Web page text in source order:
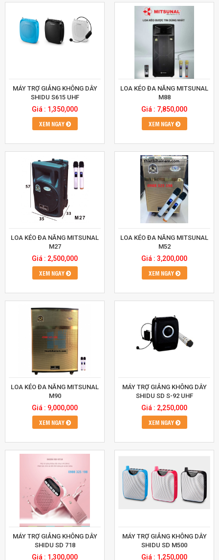
MÁY TRỢ GIẢNG KHÔNG DÂY
SHIDU S615 UHF
Giá : 1,350,000
XEM NGAY
LOA KÉO ĐA NĂNG MITSUNAL
M88
Giá : 7,850,000
XEM NGAY
LOA KÉO ĐA NĂNG MITSUNAL
M27
Giá : 2,500,000
XEM NGAY
LOA KÉO ĐA NĂNG MITSUNAL
M52
Giá : 3,200,000
XEM NGAY
LOA KÉO ĐA NĂNG MITSUNAL
M90
Giá : 9,000,000
XEM NGAY
MÁY TRỢ GIẢNG KHÔNG DÂY
SHIDU SD S-92 UHF
Giá : 2,250,000
XEM NGAY
MÁY TRỢ GIẢNG KHÔNG DÂY
SHIDU SD 718
Giá : 1,300,000
MÁY TRỢ GIẢNG KHÔNG DÂY
SHIDU SD M500
Giá : 1,250,000